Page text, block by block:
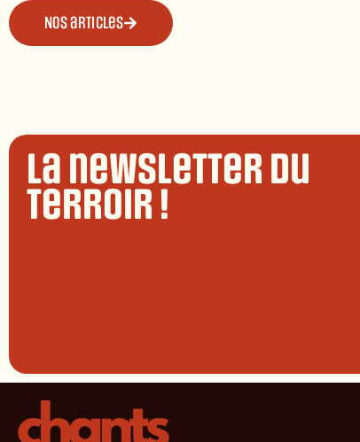
Nos articles
La newsletter du
terroir !